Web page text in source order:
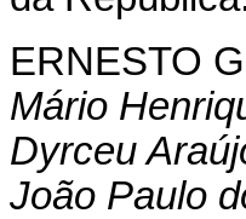
ERNESTO
Mário
Dyrceu
João Paulo